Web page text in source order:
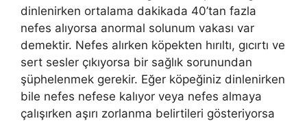
dinlenirken ortalama dakikada 40’tan fazla
nefes alıyorsa anormal solunum vakası var
demektir. Nefes alırken köpekten hırıltı, gıcırtı ve
sert sesler çıkıyorsa bir sağlık sorunundan
şüphelenmek gerekir. Eğer köpeğiniz dinlenirken
bile nefes nefese kalıyor veya nefes almaya
çalışırken aşırı zorlanma belirtileri gösteriyorsa